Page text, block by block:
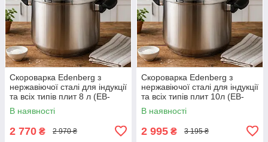
Скороварка Edenberg з
нержавіючої сталі для індукції
та всіх типів плит 8 л (EB-
5743)
В наявності
2 770 ₴ 2 970 ₴
Скороварка Edenberg з
нержавіючої сталі для індукції
та всіх типів плит 10л (EB-
5744)
В наявності
2 995 ₴ 3 195 ₴